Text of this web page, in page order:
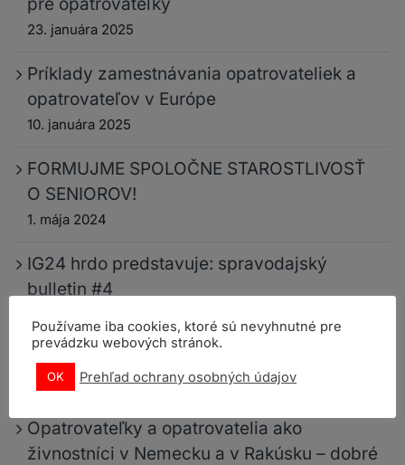
23. januára 2025
Príklady zamestnávania opatrovateliek a
opatrovateľov v Európe
10. januára 2025
FORMUJME SPOLOČNE STAROSTLIVOSŤ
O SENIOROV!
1. mája 2024
IG24 hrdo predstavuje: spravodajský
bulletin #4
IG24 predstavuje: newsletter#3
12. mája 2023
Opatrovateľky a opatrovatelia ako
živnostníci v Nemecku a v Rakúsku – dobré
Používame iba cookies, ktoré sú nevyhnutné pre
prevádzku webových stránok.
OK Prehľad ochrany osobných údajov